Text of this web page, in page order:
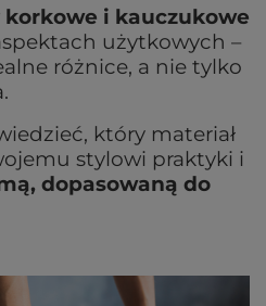
i kauczukowe
użytkowych –
różnice, a nie tylko
który materiał
stylowi praktyki i
dopasowaną do